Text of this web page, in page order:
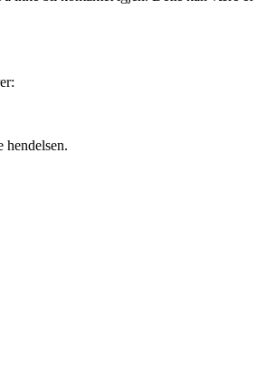
hendelsen.